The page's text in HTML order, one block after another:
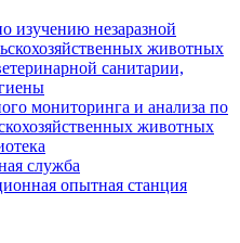
изучению незаразной
животных
санитарии,
мониторинга и анализа по
животных
служба
опытная станция